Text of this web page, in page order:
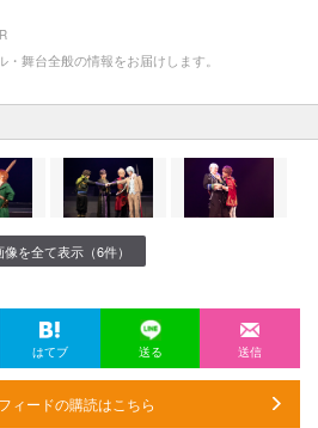
舞台全般の情報をお届けします。
像を全て表示（6件）
はてブ 送る 送信
ィードの購読はこちら